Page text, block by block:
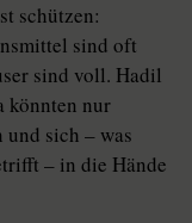
schützen:
sind oft
sind voll. Hadil
könnten nur
sich – was
– in die Hände